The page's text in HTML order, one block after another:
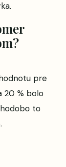
pre
20 % bolo
to